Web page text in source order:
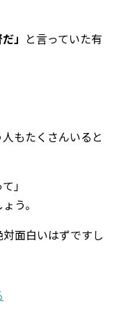
」 と言っていた有
もたくさんいると
」
う。
面白いはずですし